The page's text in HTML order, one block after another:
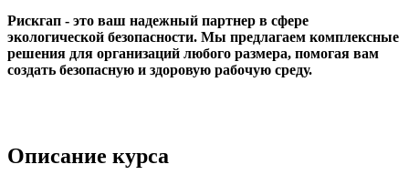
Рискгап - это ваш надежный партнер в сфере
экологической безопасности. Мы предлагаем комплексные
решения для организаций любого размера, помогая вам
создать безопасную и здоровую рабочую среду.
Описание курса